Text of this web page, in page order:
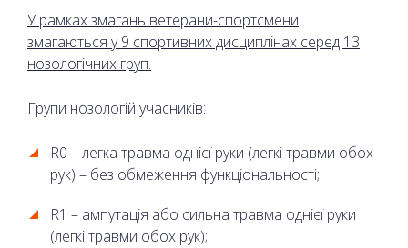
У рамках змагань ветерани-спортсмени
змагаються у 9 спортивних дисциплінах серед 13
нозологічних груп.
Групи нозологій учасників:
R0 – легка травма однієї руки (легкі травми обох
рук) – без обмеження функціональності;
R1 – ампутація або сильна травма однієї руки
(легкі травми обох рук);